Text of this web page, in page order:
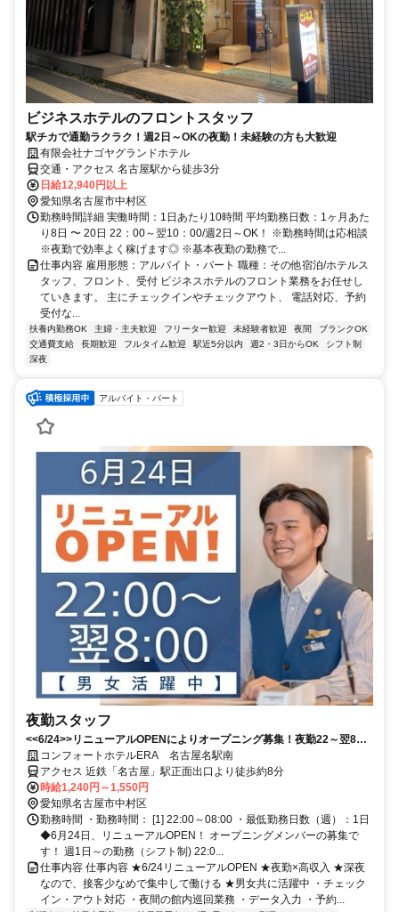
ビジネスホテルのフロントスタッフ
駅チカで通勤ラクラク！週2日～OKの夜勤！未経験の方も大歓迎
有限会社ナゴヤグランドホテル
交通・アクセス 名古屋駅から徒歩3分
日給12,940円以上
愛知県名古屋市中村区
勤務時間詳細 実働時間：1日あたり10時間 平均勤務日数：1ヶ月あた
り8日 〜 20日 22：00～翌10：00/週2日～OK！ ※勤務時間は応相談
※夜勤で効率よく稼げます◎ ※基本夜勤の勤務で...
仕事内容 雇用形態：アルバイト・パート 職種：その他宿泊/ホテルス
タッフ、フロント、受付 ビジネスホテルのフロント業務をお任せし
ていきます。 主にチェックインやチェックアウト、 電話対応、予約
受付な...
扶養内勤務OK 主婦・主夫歓迎 フリーター歓迎 未経験者歓迎 夜間
ブランクOK
交通費支給
長期歓迎 フルタイム歓迎 駅近5分以内 週2・3日からOK
シフト制
深夜
アルバイト・パート
夜勤スタッフ
<<6/24>>リニューアルOPENによりオープニング募集！夜勤22～翌8
時！1勤務/1.3万円以上！
コンフォートホテルERA 名古屋名駅南
アクセス 近鉄「名古屋」駅正面出口より徒歩約8分
時給1,240円～1,550円
愛知県名古屋市中村区
勤務時間 ・勤務時間： [1] 22:00～08:00 ・最低勤務日数（週）：1日
◆6月24日、リニューアルOPEN！ オープニングメンバーの募集で
す！ 週1日～の勤務（シフト制) 22:0...
仕事内容 仕事内容 ★6/24リニューアルOPEN ★夜勤×高収入 ★深夜
なので、接客少なめで集中して働ける ★男女共に活躍中 ・チェック
イン・アウト対応 ・夜間の館内巡回業務 ・データ入力 ・予約...